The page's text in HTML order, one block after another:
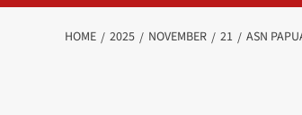
HOME 2025 NOVEMBER 21 ASN